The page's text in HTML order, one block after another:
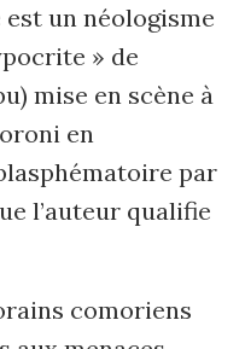
un néologisme
» de
mise en scène à
en
par
l’auteur qualifie
comoriens